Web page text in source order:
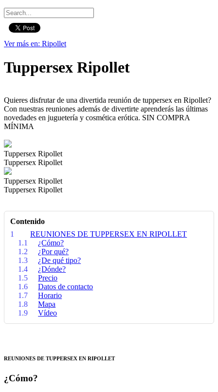
Ver más en: Ripollet
Tuppersex Ripollet
Quieres disfrutar de una divertida reunión de tuppersex en Ripollet?
Con nuestras reuniones además de divertirte aprenderás las últimas
novedades en juguetería y cosmética erótica. SIN COMPRA
MÍNIMA
Tuppersex Ripollet
Tuppersex Ripollet
Tuppersex Ripollet
Tuppersex Ripollet
Contenido
1
REUNIONES DE TUPPERSEX EN RIPOLLET
1.1
¿Cómo?
1.2
¿Por qué?
1.3
¿De qué tipo?
1.4
¿Dónde?
1.5
Precio
1.6
Datos de contacto
1.7
Horario
1.8
Mapa
1.9
Vídeo
REUNIONES DE TUPPERSEX EN RIPOLLET
¿Cómo?